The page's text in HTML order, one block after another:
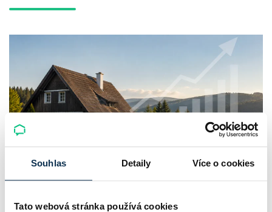
Souhlas Detaily Více o cookies
Tato webová stránka používá cookies
klesá a trh zrychluje